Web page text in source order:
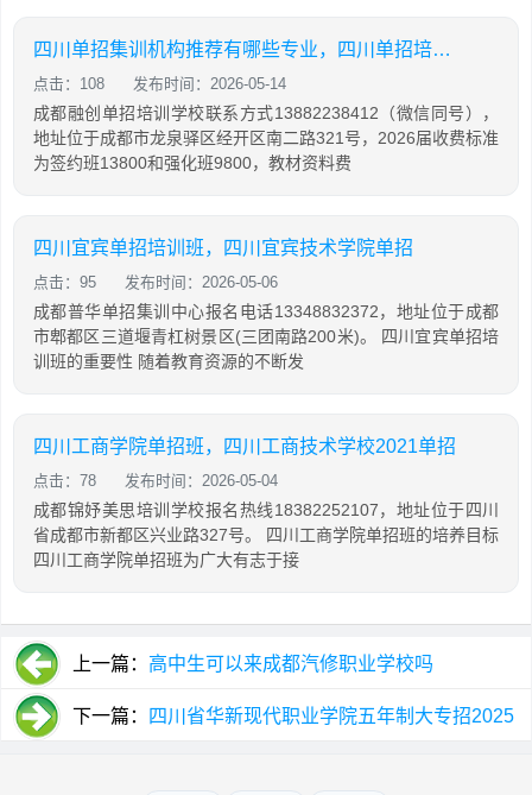
四川单招集训机构推荐有哪些专业，四川单招培训机构有哪些
点击：108 发布时间：2026-05-14
成都融创单招培训学校联系方式13882238412（微信同号），
地址位于成都市龙泉驿区经开区南二路321号，2026届收费标准
为签约班13800和强化班9800，教材资料费
四川宜宾单招培训班，四川宜宾技术学院单招
点击：95 发布时间：2026-05-06
成都普华单招集训中心报名电话13348832372，地址位于成都
市郫都区三道堰青杠树景区(三团南路200米)。 四川宜宾单招培
训班的重要性 随着教育资源的不断发
四川工商学院单招班，四川工商技术学校2021单招
点击：78 发布时间：2026-05-04
成都锦妤美思培训学校报名热线18382252107，地址位于四川
省成都市新都区兴业路327号。 四川工商学院单招班的培养目标
四川工商学院单招班为广大有志于接
上一篇： 高中生可以来成都汽修职业学校吗
下一篇： 四川省华新现代职业学院五年制大专招2025